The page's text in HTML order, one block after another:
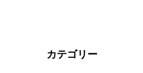
カテゴリー